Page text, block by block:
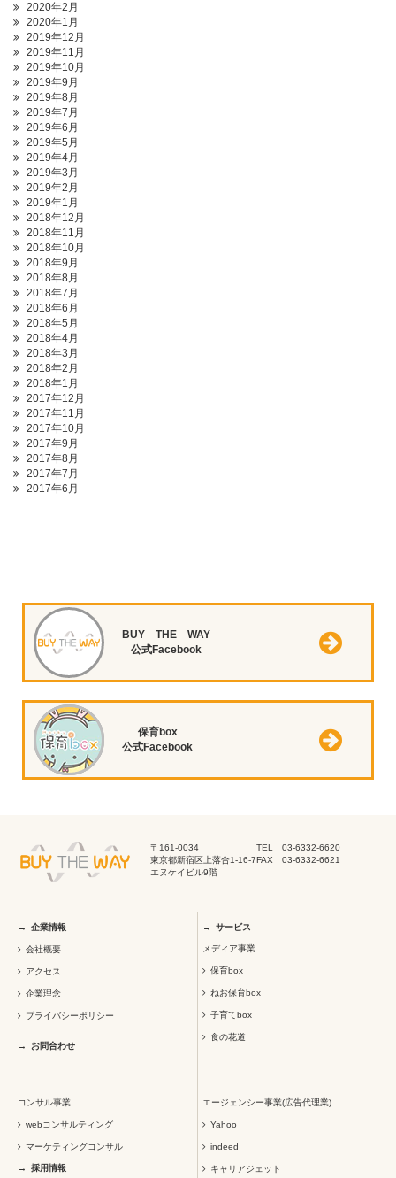
2020年2月
2020年1月
2019年12月
2019年11月
2019年10月
2019年9月
2019年8月
2019年7月
2019年6月
2019年5月
2019年4月
2019年3月
2019年2月
2019年1月
2018年12月
2018年11月
2018年10月
2018年9月
2018年8月
2018年7月
2018年6月
2018年5月
2018年4月
2018年3月
2018年2月
2018年1月
2017年12月
2017年11月
2017年10月
2017年9月
2017年8月
2017年7月
2017年6月
BUY THE WAY
公式Facebook
保育box
公式Facebook
〒161-0034
東京都新宿区上落合1-16-7
エヌケイビル9階
TEL 03-6332-6620
FAX 03-6332-6621
企業情報
会社概要
アクセス
企業理念
プライバシーポリシー
お問合わせ
サービス
メディア事業
保育box
ねお保育box
子育てbox
食の花道
コンサル事業
webコンサルティング
マーケティングコンサル
エージェンシー事業(広告代理業)
Yahoo
indeed
キャリアジェット
採用情報